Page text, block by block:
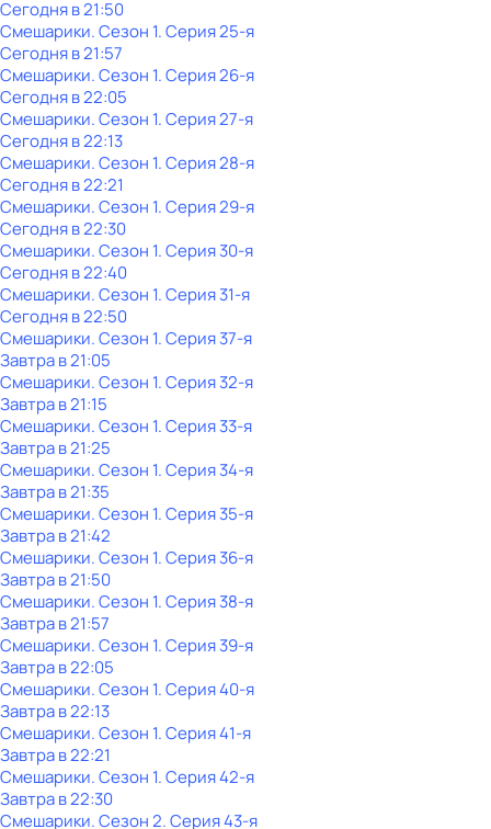
Сегодня в 21:50
Смешарики. Сезон 1. Серия 25-я
Сегодня в 21:57
Смешарики. Сезон 1. Серия 26-я
Сегодня в 22:05
Смешарики. Сезон 1. Серия 27-я
Сегодня в 22:13
Смешарики. Сезон 1. Серия 28-я
Сегодня в 22:21
Смешарики. Сезон 1. Серия 29-я
Сегодня в 22:30
Смешарики. Сезон 1. Серия 30-я
Сегодня в 22:40
Смешарики. Сезон 1. Серия 31-я
Сегодня в 22:50
Смешарики. Сезон 1. Серия 37-я
Завтра в 21:05
Смешарики. Сезон 1. Серия 32-я
Завтра в 21:15
Смешарики. Сезон 1. Серия 33-я
Завтра в 21:25
Смешарики. Сезон 1. Серия 34-я
Завтра в 21:35
Смешарики. Сезон 1. Серия 35-я
Завтра в 21:42
Смешарики. Сезон 1. Серия 36-я
Завтра в 21:50
Смешарики. Сезон 1. Серия 38-я
Завтра в 21:57
Смешарики. Сезон 1. Серия 39-я
Завтра в 22:05
Смешарики. Сезон 1. Серия 40-я
Завтра в 22:13
Смешарики. Сезон 1. Серия 41-я
Завтра в 22:21
Смешарики. Сезон 1. Серия 42-я
Завтра в 22:30
Смешарики. Сезон 2. Серия 43-я